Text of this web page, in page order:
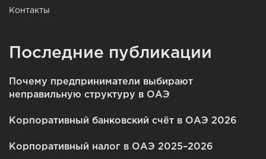
Контакты
Последние публикации
Почему предприниматели выбирают
неправильную структуру в ОАЭ
Корпоративный банковский счёт в ОАЭ 2026
Корпоративный налог в ОАЭ 2025–2026